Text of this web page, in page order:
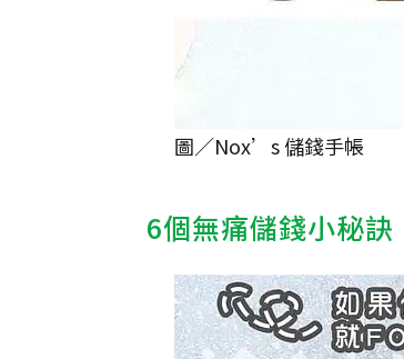
圖／Nox’s 儲錢手帳
6個無痛儲錢小秘訣